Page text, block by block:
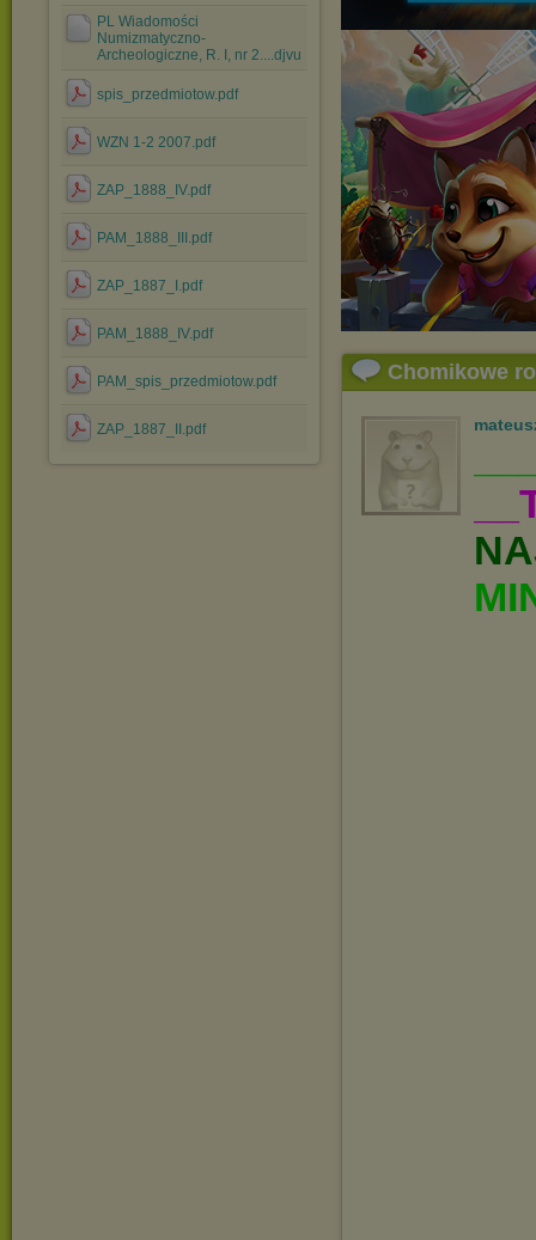
PL Wiadomości
Numizmatyczno-
Archeologiczne, R. I, nr 2....djvu
spis_przedmiotow.pdf
WZN 1-2 2007.pdf
ZAP_1888_IV.pdf
PAM_1888_III.pdf
ZAP_1887_I.pdf
PAM_1888_IV.pdf
PAM_spis_przedmiotow.pdf
ZAP_1887_II.pdf
Chomikowe